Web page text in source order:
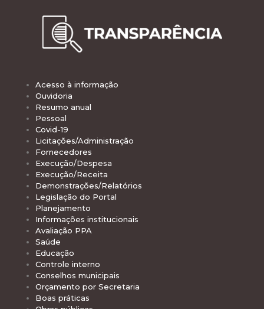
Acesso à informação
Ouvidoria
Resumo anual
Pessoal
Covid-19
Licitações/Administração
Fornecedores
Execução/Despesa
Execução/Receita
Demonstrações/Relatórios
Legislação do Portal
Planejamento
Informações institucionais
Avaliação PPA
Saúde
Educação
Controle interno
Conselhos municipais
Orçamento por Secretaria
Boas práticas